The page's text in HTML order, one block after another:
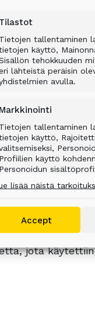
Tilastot
Tietojen tallentaminen
käyttö,
tehokkuuden
lähteistä peräisin
avulla.
Markkinointi
Tietojen tallentaminen
käyttö,
Profiilien käyttö
Personoidun
ja
yhdistäminen
oleviin
lisää näistä
Accept
suurin
on ollut
haasteellinen.
on
siihen
yhtenäinen
läjitettiin
kaksi vuotta
jota